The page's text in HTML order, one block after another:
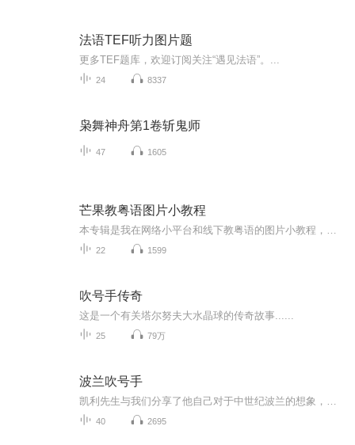
法语TEF听力图片题
更多TEF题库，欢迎订阅关注“遇见法语”。...
24 8337
枭舞神舟第1卷斩鬼师
47 1605
芒果教粤语图片小教程
22 1599
吹号手传奇
这是一个有关塔尔努夫大水晶球的传奇故事......
25 79万
波兰吹号手
40 2695